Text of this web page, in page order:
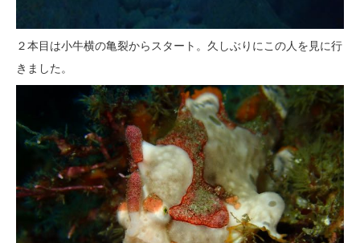
２本目は小牛横の亀裂からスタート。久しぶりにこの人を見に行
きました。